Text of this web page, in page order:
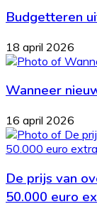
Budgetteren
18 april 2026
Wanneer
16 april 2026
De prijs van
50.000 euro